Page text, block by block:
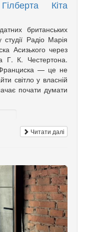
Кіта
британських
Радіо Марія
Асизького через
Г. К. Честертона.
Франциска — це не
світло у власній
почати думати
Читати далі